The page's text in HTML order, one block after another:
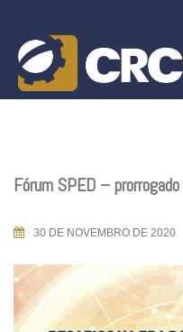
content
Fórum SPED –
30 DE NOVEMBRO DE 2020